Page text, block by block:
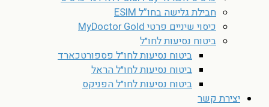
חבילת גלישה בחו”ל ESIM
כיסוי שיניים פרטי MyDoctor Gold
ביטוח נסיעות לחו״ל
ביטוח נסיעות לחו״ל פספורטכארד
ביטוח נסיעות לחו״ל הראל
ביטוח נסיעות לחו״ל הפניקס
יצירת קשר